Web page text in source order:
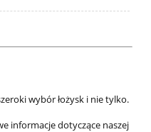
wybór łożysk i nie tylko.
informacje dotyczące naszej